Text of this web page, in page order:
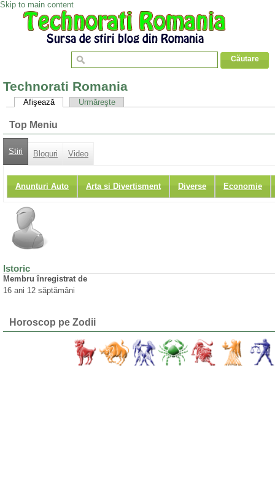
Skip to main content
Technorati Romania
Afişează Urmăreşte
Top Meniu
Stiri Bloguri Video
Anunturi Auto Arta si Divertisment Diverse Economie
Istoric
Membru înregistrat de
16 ani 12 săptămâni
Horoscop pe Zodii